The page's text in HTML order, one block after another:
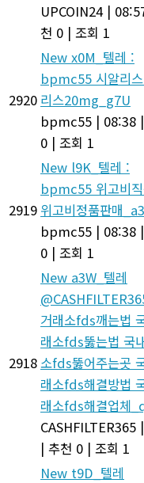
UPCOIN24 |
천 0 | 조회 1
2920
New x0M_텔레 :
bpmc55 시알리
리스20mg_g7U
bpmc55 | 08:38 |
0 | 조회 1
2919
New l9K_텔레 :
bpmc55 위고비
위고비정품판매
bpmc55 | 08:38 |
0 | 조회 1
2918
New a3W_텔레
거래소fds깨는법
래소fds뚫는법 국
소fds뚫어주는곳
래소fds해결방법
래소fds해결업체
CASHFILTER365 |
| 추천 0 | 조회 1
New t9D_텔레